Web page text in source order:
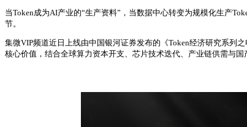
当Token成为AI产业的“生产资料”，当数据中心转变为规模化生产
节。
集微VIP频道近日上线由中国银河证券发布的《Token经济研究系列
核心价值，结合全球算力资本开支、芯片技术迭代、产业链供需与